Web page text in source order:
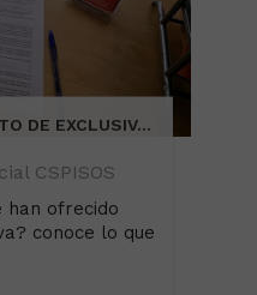
¿QUÉ ES UN CONTRATO DE EXCLUSIVA INMOBILIARIA?
CSPISOS
han ofrecido
conoce lo que